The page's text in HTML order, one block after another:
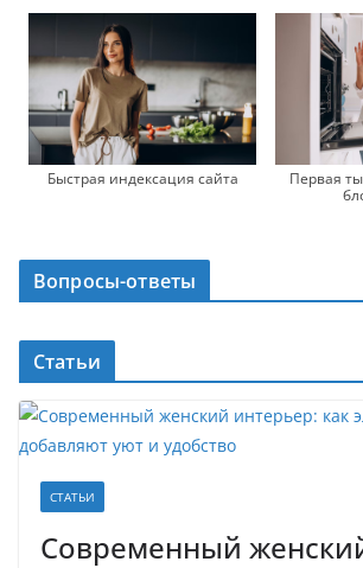
Быстрая индексация сайта
Первая
Вопросы-ответы
Статьи
СТАТЬИ
Современный